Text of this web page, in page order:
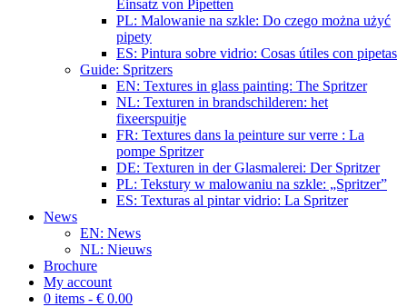
Einsatz von Pipetten
PL: Malowanie na szkle: Do czego można użyć
pipety
ES: Pintura sobre vidrio: Cosas útiles con pipetas
Guide: Spritzers
EN: Textures in glass painting: The Spritzer
NL: Texturen in brandschilderen: het
fixeerspuitje
FR: Textures dans la peinture sur verre : La
pompe Spritzer
DE: Texturen in der Glasmalerei: Der Spritzer
PL: Tekstury w malowaniu na szkle: „Spritzer”
ES: Texturas al pintar vidrio: La Spritzer
News
EN: News
NL: Nieuws
Brochure
My account
0 items - € 0.00